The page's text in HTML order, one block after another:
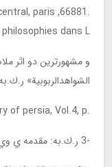
dans L
و مشهورترين دو اثر
الشواهدالربوبية»
.430E. G. Brown, A literary History of persia, Vol.4, p.
-3 ر.ك.به: مقدمه ي وي بر كتاب المشاعر، ص 30 .